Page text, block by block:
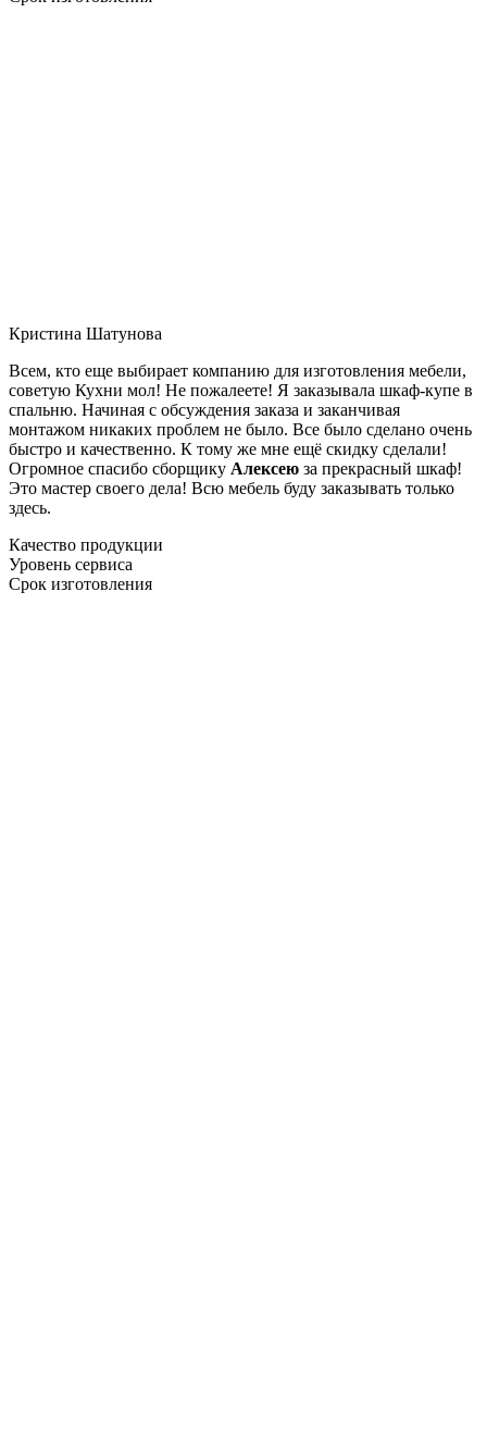
Кристина Шатунова
Всем, кто еще выбирает компанию для изготовления мебели,
советую Кухни мол! Не пожалеете! Я заказывала шкаф-купе в
спальню. Начиная с обсуждения заказа и заканчивая
монтажом никаких проблем не было. Все было сделано очень
быстро и качественно. К тому же мне ещё скидку сделали!
Огромное спасибо сборщику Алексею за прекрасный шкаф!
Это мастер своего дела! Всю мебель буду заказывать только
здесь.
Качество продукции
Уровень сервиса
Срок изготовления